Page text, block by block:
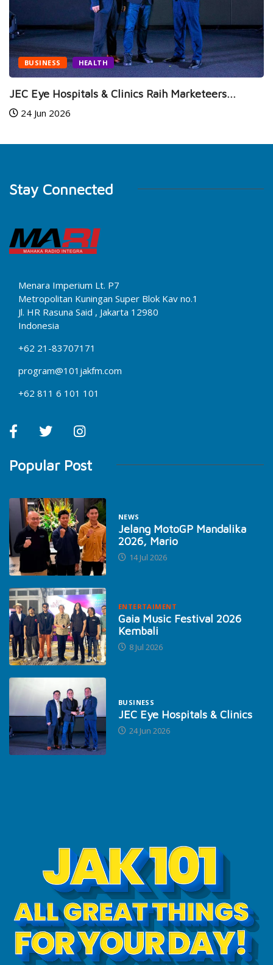
& Clinics Raih Marketeers...
NEWS SPORTS
Jelang MotoGP
Stay Connected
Menara Imperium Lt. P7
Metropolitan Kuningan Super Blok Kav no.1
Jl. HR Rasuna Said , Jakarta 12980
Indonesia
+62 21-83707171
program@101jakfm.com
+62 811 6 101 101
Popular Post
NEWS
Jelang MotoGP Mandalika
2026, Mario
14 Jul 2026
ENTERTAIMENT
Gaia Music Festival 2026
Kembali
8 Jul 2026
BUSINESS
JEC Eye Hospitals & Clinics
24 Jun 2026